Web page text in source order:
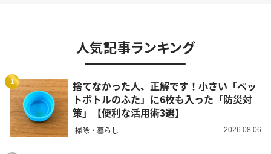
人気記事ランキング
1
捨てなかった人、正解です！小さい「ペッ
トボトルのふた」に6枚も入った「防災対
策」【便利な活用術3選】
掃除・暮らし 2026.08.06